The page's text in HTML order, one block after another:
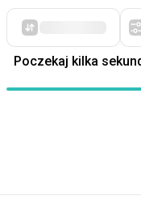
Poczekaj kilka